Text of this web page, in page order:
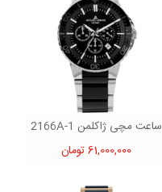
ساعت مچی ژاکلمن 1-2166A
61,000,000 تومان